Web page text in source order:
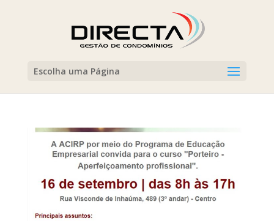
Escolha uma Página